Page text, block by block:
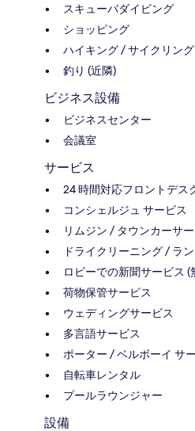
スキューバダイビング
ショッピング
ハイキング / サイクリン
釣り (近隣)
ビジネス設備
ビジネスセンター
会議室
サービス
24 時間対応フロントデス
コンシェルジュ サービス
リムジン / タウンカーサ
ドライクリーニング / ラ
ロビーでの新聞サービス (
荷物保管サービス
ウェディングサービス
多言語サービス
ポーター / ベルボーイ サ
自転車レンタル
プールラウンジャー
設備